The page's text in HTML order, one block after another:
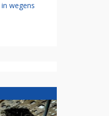
wegens